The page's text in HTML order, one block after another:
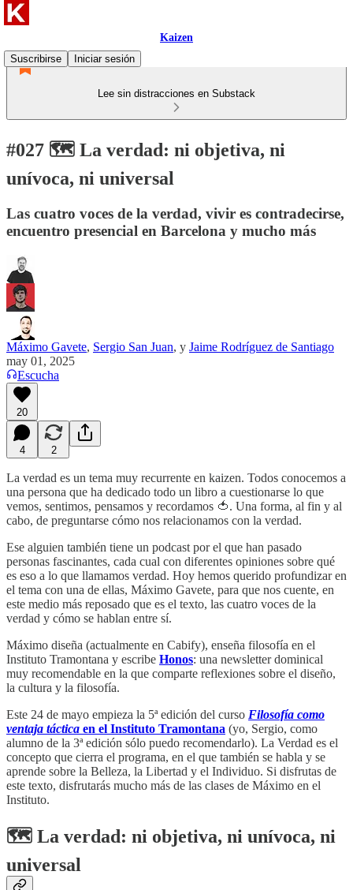
Kaizen
Suscribirse
Iniciar sesión
Lee sin distracciones en Substack
#027 🗺️ La verdad: ni objetiva, ni
unívoca, ni universal
Las cuatro voces de la verdad, vivir es contradecirse,
encuentro presencial en Barcelona y mucho más
Máximo Gavete, Sergio San Juan, y Jaime Rodríguez de Santiago
may 01, 2025
Escucha
20
4 2
La verdad es un tema muy recurrente en kaizen. Todos conocemos a
una persona que ha dedicado todo un libro a cuestionarse lo que
vemos, sentimos, pensamos y recordamos 🍅. Una forma, al fin y al
cabo, de preguntarse cómo nos relacionamos con la verdad.
Ese alguien también tiene un podcast por el que han pasado
personas fascinantes, cada cual con diferentes opiniones sobre qué
es eso a lo que llamamos verdad. Hoy hemos querido profundizar en
el tema con una de ellas, Máximo Gavete, para que nos cuente, en
este medio más reposado que es el texto, las cuatro voces de la
verdad y cómo se hablan entre sí.
Máximo diseña (actualmente en Cabify), enseña filosofía en el
Instituto Tramontana y escribe Honos: una newsletter dominical
muy recomendable en la que comparte reflexiones sobre el diseño,
la cultura y la filosofía.
Este 24 de mayo empieza la 5ª edición del curso Filosofía como
ventaja táctica en el Instituto Tramontana (yo, Sergio, como
alumno de la 3ª edición sólo puedo recomendarlo). La Verdad es el
concepto que cierra el programa, en el que también se habla y se
aprende sobre la Belleza, la Libertad y el Individuo. Si disfrutas de
este texto, disfrutarás mucho más de las clases de Máximo en el
Instituto.
🗺️ La verdad: ni objetiva, ni unívoca, ni
universal